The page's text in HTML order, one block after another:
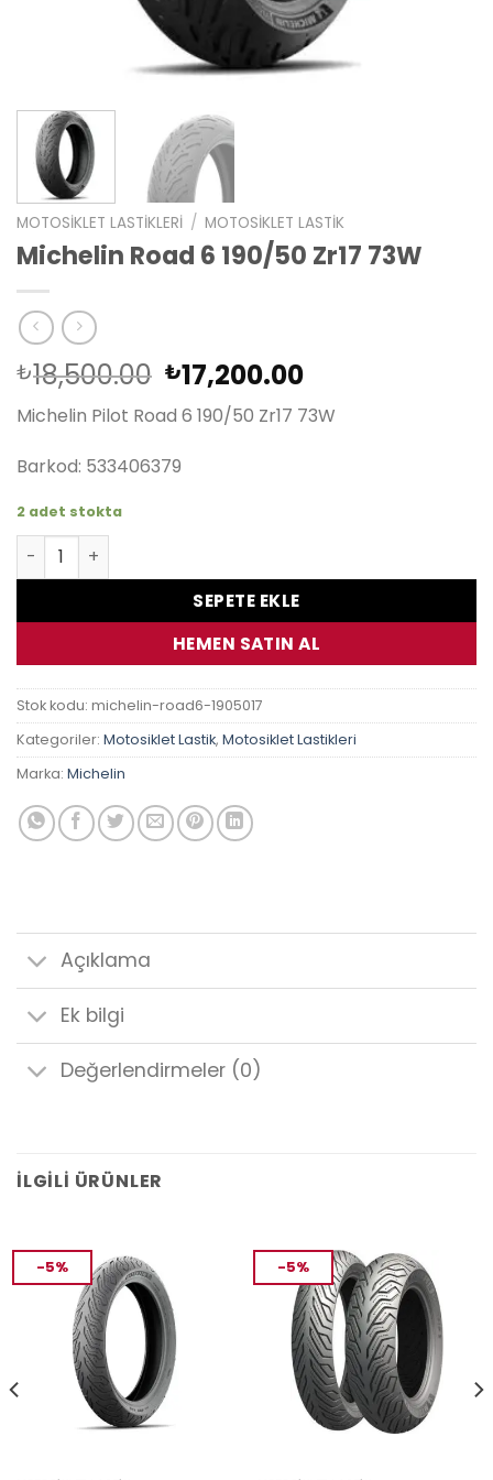
MOTOSIKLET LASTIKLERI / MOTOSIKLET LASTIK
Michelin Road 6 190/50 Zr17 73W
₺18,500.00 Orijinal
fiyat:
₺18,500.00.
₺17,200.00Şu
andaki
fiyat:
Michelin Pilot Road 6 190/50 Zr17 73W
Barkod: 533406379
2 adet stokta
Michelin Road 6 190/50 Zr17 73W adet
SEPETE EKLE
HEMEN SATIN AL
Stok kodu: michelin-road6-1905017
Kategoriler: Motosiklet Lastik, Motosiklet Lastikleri
Marka: Michelin
Açıklama
Ek bilgi
Değerlendirmeler (0)
İLGILI ÜRÜNLER
-5% -5%